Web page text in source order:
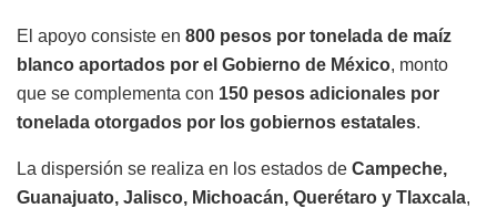
El apoyo consiste en 800 pesos por tonelada de maíz
blanco aportados por el Gobierno de México, monto
que se complementa con 150 pesos adicionales por
tonelada otorgados por los gobiernos estatales.
La dispersión se realiza en los estados de Campeche,
Guanajuato, Jalisco, Michoacán, Querétaro y Tlaxcala,